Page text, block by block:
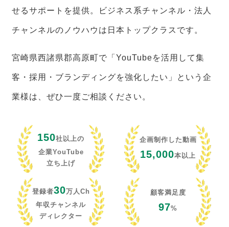
せるサポートを提供。ビジネス系チャンネル・法人
チャンネルのノウハウは日本トップクラスです。
宮崎県西諸県郡高原町で「YouTubeを活用して集
客・採用・ブランディングを強化したい」という企
業様は、ぜひ一度ご相談ください。
150社以上の
企業YouTube
立ち上げ
企画制作した動画
15,000本以上
登録者30万人Ch
年収チャンネル
ディレクター
顧客満足度
97%